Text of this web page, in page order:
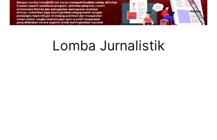
Lomba Jurnalistik